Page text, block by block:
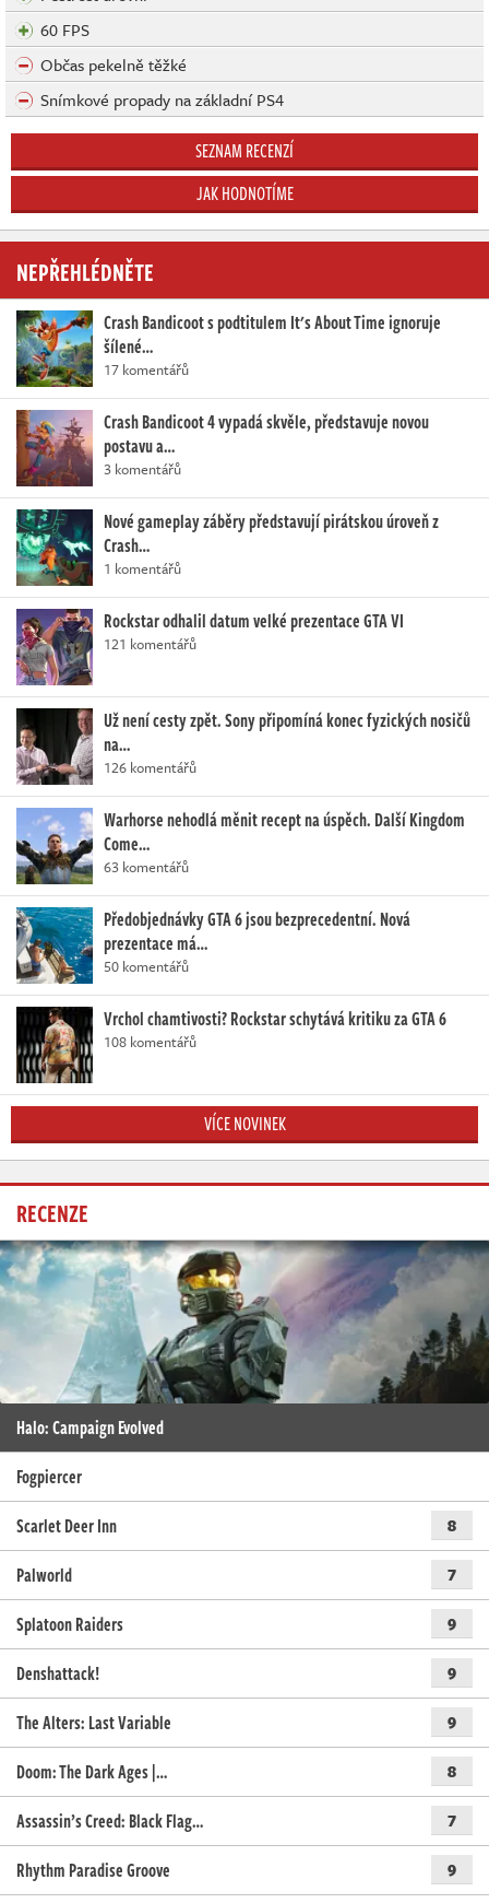
60 FPS
Občas pekelně těžké
Snímkové propady na základní PS4
SEZNAM RECENZÍ
JAK HODNOTÍME
NEPŘEHLÉDNĚTE
Crash Bandicoot s podtitulem It's About Time ignoruje
šílené…
17 komentářů
Crash Bandicoot 4 vypadá skvěle, představuje novou
postavu a…
3 komentářů
Nové gameplay záběry představují pirátskou úroveň z
Crash…
1 komentářů
Rockstar odhalil datum velké prezentace GTA VI
121 komentářů
Už není cesty zpět. Sony připomíná konec fyzických nosičů
na…
126 komentářů
Warhorse nehodlá měnit recept na úspěch. Další Kingdom
Come…
63 komentářů
Předobjednávky GTA 6 jsou bezprecedentní. Nová
prezentace má…
50 komentářů
Vrchol chamtivosti? Rockstar schytává kritiku za GTA 6
108 komentářů
VÍCE NOVINEK
RECENZE
Halo: Campaign Evolved
Fogpiercer
Scarlet Deer Inn
8
Palworld 7
Splatoon Raiders 9
Denshattack! 9
The Alters: Last Variable 9
Doom: The Dark Ages |… 8
Assassin’s Creed: Black Flag… 7
Rhythm Paradise Groove 9